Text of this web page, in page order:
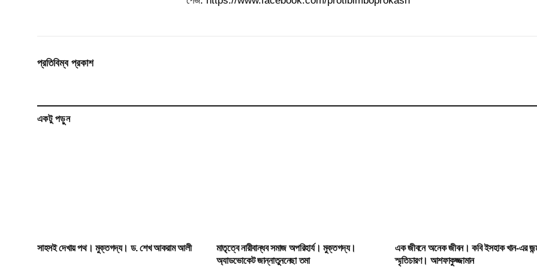
প্রতিবিম্ব প্রকাশ
একটু পড়ুন
সাহসই দেখায় পথ। মুক্তগদ্য। ড. শেখ আকরাম আলী
মাতৃত্বে নারীবান্ধব সমাজ অপরিহার্য। মুক্তগদ্য।
অ্যাডভোকেট জান্নাতুননেছা তমা
এক জীবনে অনেক জীবন। কবি ইসহাক খান-এর
স্মৃতিচারণ। আশফাকুজ্জামান